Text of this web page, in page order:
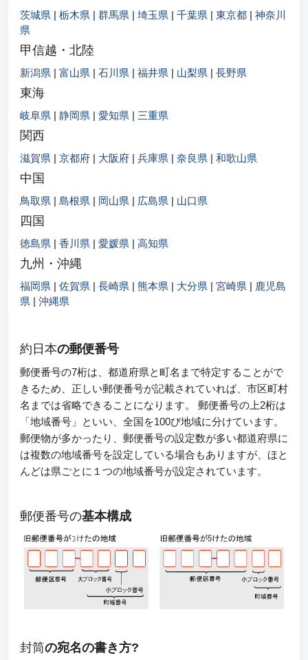
茨城県 | 栃木県 | 群馬県 | 埼玉県 | 千葉県 | 東京都 | 神奈川
県
甲信越・北陸
新潟県 | 富山県 | 石川県 | 福井県 | 山梨県 | 長野県
東海
岐阜県 | 静岡県 | 愛知県 | 三重県
関西
滋賀県 | 京都府 | 大阪府 | 兵庫県 | 奈良県 | 和歌山県
中国
鳥取県 | 島根県 | 岡山県 | 広島県 | 山口県
四国
徳島県 | 香川県 | 愛媛県 | 高知県
九州・沖縄
福岡県 | 佐賀県 | 長崎県 | 熊本県 | 大分県 | 宮崎県 | 鹿児島
県 | 沖縄県
約日本の郵便番号
郵便番号の7桁は、都道府県と町名まで特定することがで
きるため、正しい郵便番号が記載されていれば、市区町村
名までは省略できることになります。 郵便番号の上2桁は
「地域番号」といい、全国を100び地域に分けています。
郵便物が多かったり、郵便番号の設定数が多い都道府県に
は複数の地域番号を設定している場合もありますが、ほと
んどは県ごとに１つの地域番号が設定されています。
郵便番号の基本構成
封筒の宛名の書き方?